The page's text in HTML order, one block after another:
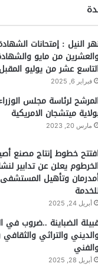
النيل : إمتحانات
من مايو
عشر من يوليو المقبل
فبراير 6, 2025
لرئاسة مجلس
ميتشجان الامريكية
مارس 20, 2023
خطوط إنتاج مصنع
يعلن عن تدابير
وتأهيل
أبريل 24, 2025
الضباينة ..ضروب في
والتراثي
أبريل 28, 2025